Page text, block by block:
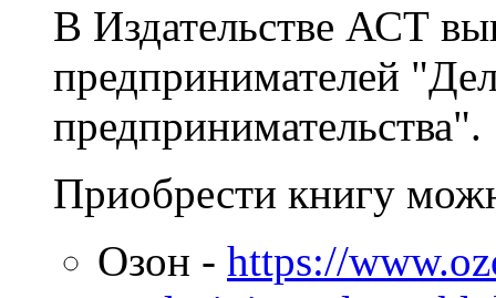
В Издательстве АСТ
предпринимателей
предпринимательства".
Приобрести книгу
Озон - https://